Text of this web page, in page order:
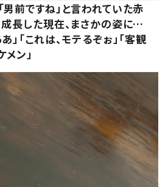
男前ですね」と言われていた赤
成長した現在、まさかの姿に…
あ」「これは、モテるぞぉ」「客観
ン」